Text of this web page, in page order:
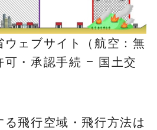
ェブサイト（ 航空：無
可・承認手続 – 国土交
飛行空域・飛行方法は